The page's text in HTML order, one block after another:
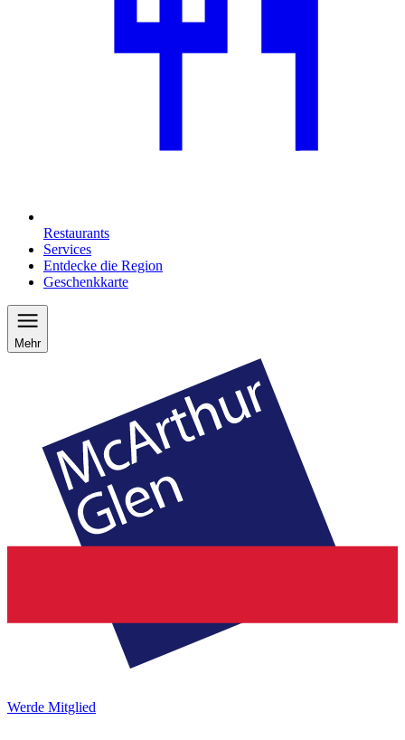
Restaurants
Services
Entdecke die Region
Geschenkkarte
Mehr
Werde Mitglied